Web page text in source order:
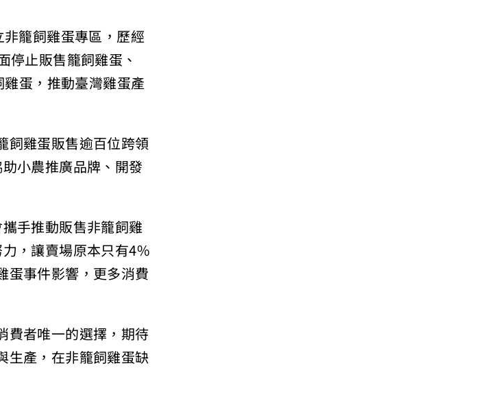
籠飼雞蛋專區，歷經
止販售籠飼雞蛋、
蛋，推動臺灣雞蛋產
雞蛋販售逾百位跨領
小農推廣品牌、開發
手推動販售非籠飼雞
，讓賣場原本只有4%
事件影響，更多消費
者唯一的選擇，期待
產，在非籠飼雞蛋缺